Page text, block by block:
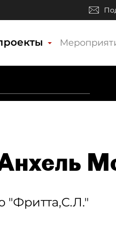
"Фритта,С.Л."